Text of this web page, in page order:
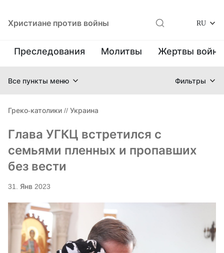
Христиане против войны RU
Преследования Молитвы Жертвы
Все пункты меню Фильтры
Греко-католики // Украина
Глава УГКЦ встретился с
семьями пленных и пропавших
без вести
31. Янв 2023